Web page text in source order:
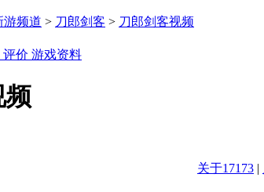
游频道 > 刀郎剑客 > 刀郎剑客视频
评价 游戏资料
频
关于17173 |